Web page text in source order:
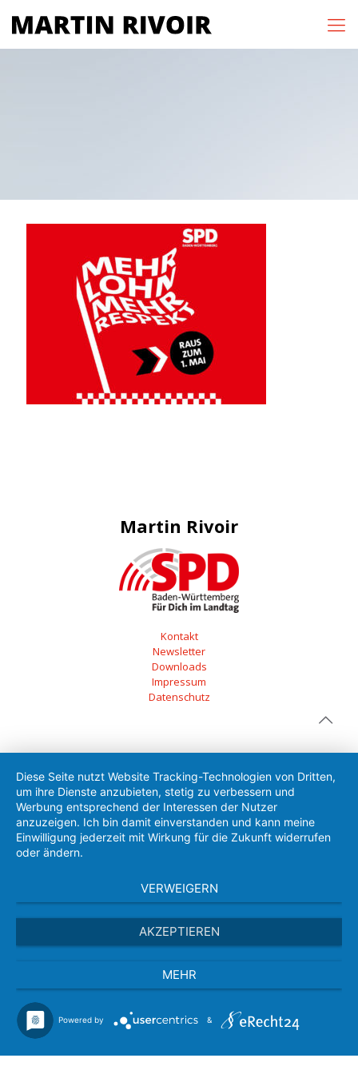
Martin Rivoir
Kontakt
Newsletter
Downloads
Impressum
Datenschutz
Diese Seite nutzt Website Tracking-Technologien von Dritten,
um ihre Dienste anzubieten, stetig zu verbessern und
Werbung entsprechend der Interessen der Nutzer
anzuzeigen. Ich bin damit einverstanden und kann meine
Einwilligung jederzeit mit Wirkung für die Zukunft widerrufen
oder ändern.
VERWEIGERN
AKZEPTIEREN
MEHR
Powered by &